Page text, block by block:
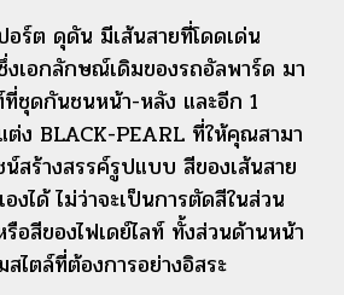
ร์ต ดุดัน มีเส้นสายที่โดดเด่น
งเอกลักษณ์เดิมของรถอัลพาร์ด มา
ชุดกันชนหน้า-หลัง และอีก 1
ง BLACK-PEARL ที่ให้คุณสามา
สร้างสรรค์รูปแบบ สีของเส้นสาย
งได้ ไม่ว่าจะเป็นการตัดสีในส่วน
อสีของไฟเดย์ไลท์ ทั้งส่วนด้านหน้า
ไตล์ที่ต้องการอย่างอิสระ